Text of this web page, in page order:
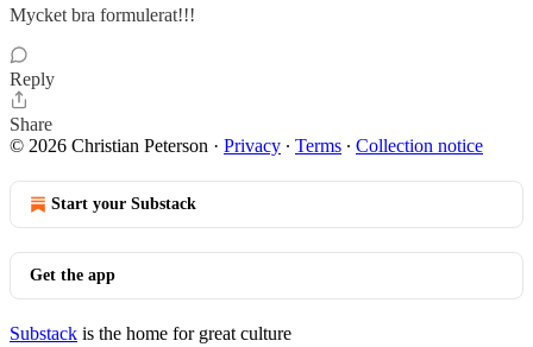
Mycket bra formulerat!!!
Reply
Share
© 2026 Christian Peterson · Privacy ∙ Terms ∙ Collection notice
Start your Substack
Get the app
Substack is the home for great culture